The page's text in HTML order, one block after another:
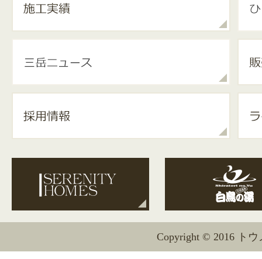
Copyright © 2016 ト